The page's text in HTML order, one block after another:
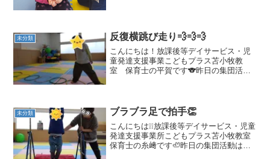
未分類 反復横跳び走り💨💨💨
こんにちは！放課後等デイサービス・児
童発達支援事業こどもプラス苫小牧教
室 保育士の平賀です🐨昨日の集団活動
ープに両足が入らないように...
未分類 ブラブラ足で拍手👏
こんにちは❕❕放課後等デイサービス・児童
発達支援事業所こどもプラス苫小牧教室
保育士の糸﨑です🦥昨日の集団活動は